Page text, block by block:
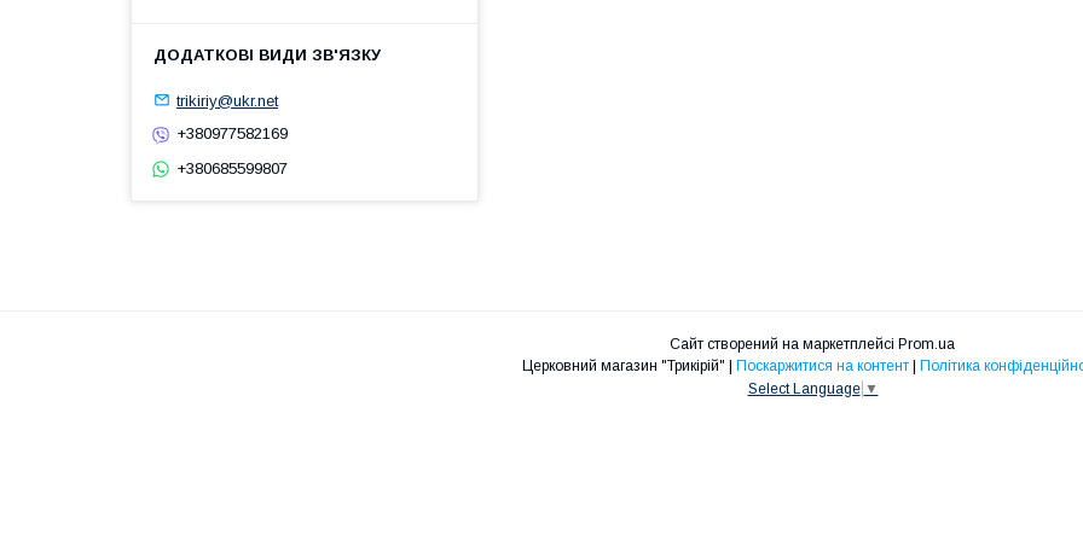
trikiriy@ukr.net
+380977582169
+380685599807
Сайт створений на маркетплейсі Prom.ua
Поскаржитися на контент
Політика
Select Language ▼